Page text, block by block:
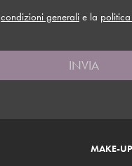
condizioni generali e la
INVIA
MAKE-UP